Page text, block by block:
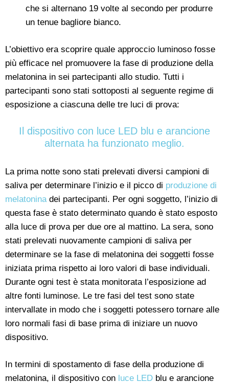
che si alternano 19 volte al secondo per produrre
un tenue bagliore bianco.
L’obiettivo era scoprire quale approccio luminoso fosse
più efficace nel promuovere la fase di produzione della
melatonina in sei partecipanti allo studio. Tutti i
partecipanti sono stati sottoposti al seguente regime di
esposizione a ciascuna delle tre luci di prova:
Il dispositivo con luce LED blu e arancione
alternata ha funzionato meglio.
La prima notte sono stati prelevati diversi campioni di
saliva per determinare l’inizio e il picco di produzione di
melatoninadei partecipanti. Per ogni soggetto, l’inizio di
questa fase è stato determinato quando è stato esposto
alla luce di prova per due ore al mattino. La sera, sono
stati prelevati nuovamente campioni di saliva per
determinare se la fase di melatonina dei soggetti fosse
iniziata prima rispetto ai loro valori di base individuali.
Durante ogni test è stata monitorata l’esposizione ad
altre fonti luminose. Le tre fasi del test sono state
intervallate in modo che i soggetti potessero tornare alle
loro normali fasi di base prima di iniziare un nuovo
dispositivo.
In termini di spostamento di fase della produzione di
melatonina, il dispositivo con luce LED blu e arancione